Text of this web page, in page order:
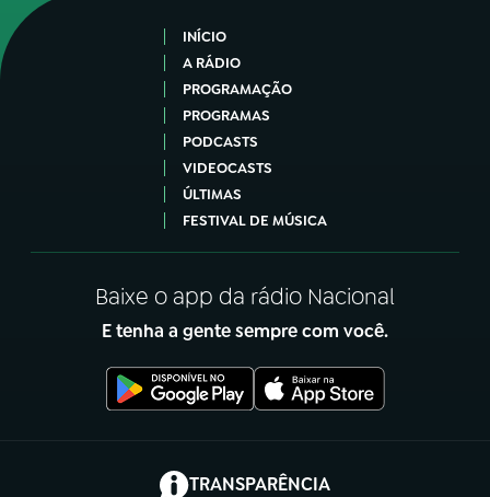
INÍCIO
A RÁDIO
PROGRAMAÇÃO
PROGRAMAS
PODCASTS
VIDEOCASTS
ÚLTIMAS
FESTIVAL DE MÚSICA
Baixe o app da rádio Nacional
E tenha a gente sempre com você.
TRANSPARÊNCIA
(abre em nova aba)